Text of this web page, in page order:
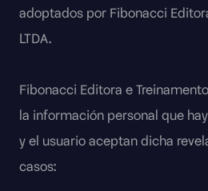
adoptados por Fibonacci
LTDA.
Fibonacci Editora e
la información personal que
y el usuario aceptan dicha
casos: